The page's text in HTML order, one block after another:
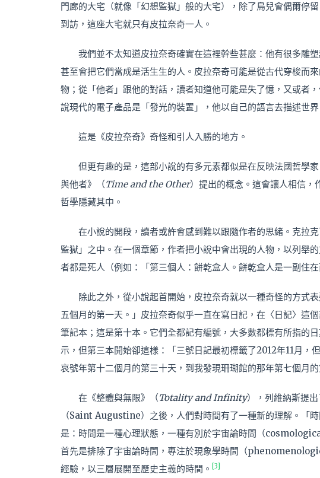
門廊的大宅（就像「幻想監獄」般的大宅），除了鳥兒會偶爾停
到訪，這座大宅就只有皮拉奈奇一人。
我們並不太知道皮拉奈奇確實在這裡幹些甚麼：他有很多雕
甚至會把它們當成是活生生的人。皮拉奈奇可能是從古代穿梭而
物；從「他者」跟他的對話，讀者知道他可能是失了憶，又或者
說現代的電子產品是「發光的裝置」，他以自己的語言去描述世
這是《皮拉奈奇》奇怪和引人入勝的地方。
但更有趣的是，這部小說的有多元素都似是在反映法國哲
與他者》（Time and the Other）提出的概念。這會讓人相信，
哲學隱藏其中。
在小說的開段，讀者或許會感到難以跟隨作者的思緒。克拉
監獄」之中。在一個章節，作者把小說中會出現的人物，以列舉
者都是死人（例如：「第三個人：餅乾盒人。餅乾盒人是一副住
除此之外，從小說起首開始，皮拉奈奇就以一種奇怪的方式
五個月的第一天。」皮拉奈奇似乎一直在寫日記，在〈日記〉這
筆記本；這是第十本。它們全都記有編號，大多數都標有所指的
示，但第三本開始卻這樣：「三號日記最初標籤了2012年11月，
哀號年第十二個月的第三十天，到我發現珊瑚館的那年第七個月的
在《整體與無限》（Totality and Infinity），列維納斯提
（Saint Augustine）之後，人們對時間有了一種新的理解。「
是：時間是一種心理狀態，一種有別於宇宙論時間（
首先是排除了宇宙論時間，專注於現象學時間（
經驗，以三層展開至歷史主義的時間。
[3]